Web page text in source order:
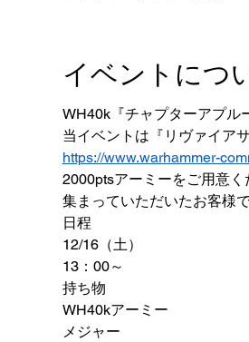
イベントにつ
WH40k『チャプターアプル
当イベントは『リヴァイア
https://www.warhammer-
2000ptsアーミーをご用意く
集まっていただいたお客様
日程
12/16（土）
13：00～
持ち物
WH40kアーミー
メジャー